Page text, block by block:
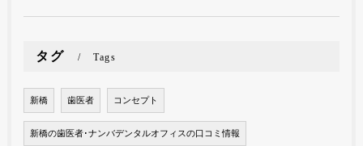
タグ Tags
新橋 歯医者 コンセプト
新橋の歯医者･ナンバデンタルオフィスの口コミ情報